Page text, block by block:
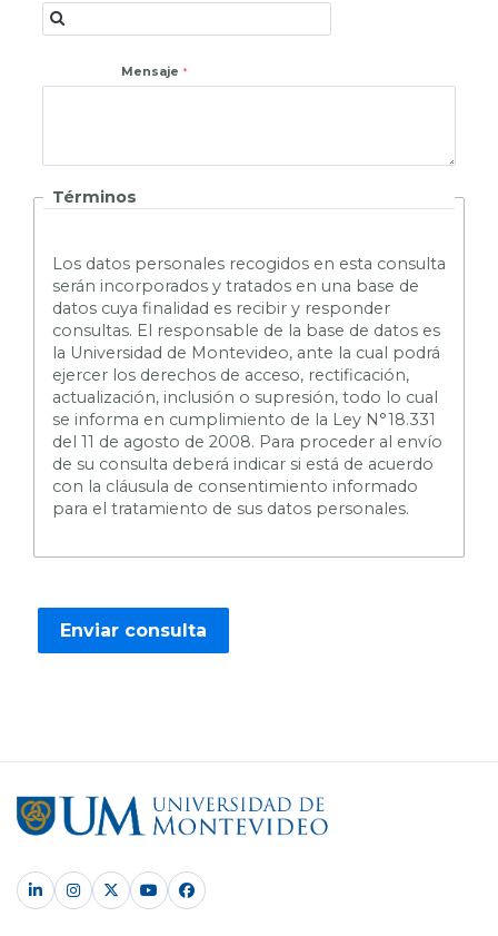
Mensaje
Términos
Los datos personales recogidos en esta consulta
serán incorporados y tratados en una base de
datos cuya finalidad es recibir y responder
consultas. El responsable de la base de datos es
la Universidad de Montevideo, ante la cual podrá
ejercer los derechos de acceso, rectificación,
actualización, inclusión o supresión, todo lo cual
se informa en cumplimiento de la Ley N°18.331
del 11 de agosto de 2008. Para proceder al envío
de su consulta deberá indicar si está de acuerdo
con la cláusula de consentimiento informado
para el tratamiento de sus datos personales.